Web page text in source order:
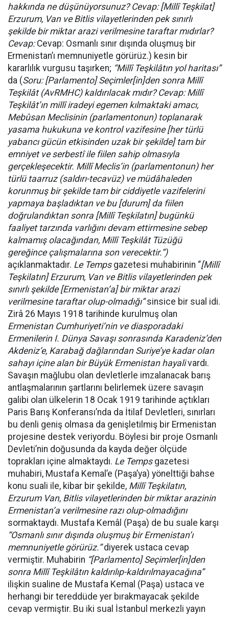
hakkında ne düşünüyorsunuz? Cevap: [Millî Teşkilat]
Erzurum, Van ve Bitlis vilayetlerinden pek sınırlı
şekilde bir miktar arazi verilmesine taraftar mıdırlar?
Cevap:Cevap: Osmanlı sınır dışında oluşmuş bir
Ermenistan’ı memnuniyetle görürüz.) kesin bir
kararlılık vurgusu taşırken; “Millî Teşkilâtın yol haritası”
da (Soru: [Parlamento] Seçimler[in]den sonra Millî
Teşkilât (AvRMHC) kaldırılacak mıdır? Cevap: Millî
Teşkilât’ın millî iradeyi egemen kılmaktaki amacı,
Mebûsan Meclisinin (parlamentonun) toplanarak
yasama hukukuna ve kontrol vazifesine [her türlü
yabancı gücün etkisinden uzak bir şekilde] tam bir
emniyet ve serbestî ile fiilen sahip olmasıyla
gerçekleşecektir. Millî Meclis’in (parlamentonun) her
türlü taarruz (saldırı-tecavüz) ve müdâhaleden
korunmuş bir şekilde tam bir ciddiyetle vazifelerini
yapmaya başladıktan ve bu [durum] da fiilen
doğrulandıktan sonra [Millî Teşkilatın] bugünkü
faaliyet tarzında varlığını devam ettirmesine sebep
kalmamış olacağından, Millî Teşkilât Tüzüğü
gereğince çalışmalarına son verecektir.”)
açıklanmaktadır. Le Tempsgazetesi muhabirinin “[Millî
Teşkilatın] Erzurum, Van ve Bitlis vilayetlerinden pek
sınırlı şekilde [Ermenistan’a] bir miktar arazi
verilmesine taraftar olup-olmadığı”sinsice bir sual idi.
Zirâ 26 Mayıs 1918 tarihinde kurulmuş olan
Ermenistan Cumhuriyeti’nin ve diasporadaki
Ermenilerin I. Dünya Savaşı sonrasında Karadeniz’den
Akdeniz’e, Karabağ dağlarından Suriye’ye kadar olan
sahayı içine alan bir Büyük Ermenistan hayalivardı.
Savaşın mağlubu olan devletlerle imzalanacak barış
antlaşmalarının şartlarını belirlemek üzere savaşın
galibi olan ülkelerin 18 Ocak 1919 tarihinde açtıkları
Paris Barış Konferansı’nda da İtilaf Devletleri, sınırları
bu denli geniş olmasa da genişletilmiş bir Ermenistan
projesine destek veriyordu. Böylesi bir proje Osmanlı
Devleti’nin doğusunda da kayda değer ölçüde
toprakları içine almaktaydı. Le Tempsgazetesi
muhabiri, Mustafa Kemal’e (Paşa’ya) yönelttiği bahse
konu suali ile, kibar bir şekilde, Millî Teşkilatın,
Erzurum Van, Bitlis vilayetlerinden bir miktar arazinin
Ermenistan’a verilmesine razı olup-olmadığını
sormaktaydı. Mustafa Kemâl (Paşa) de bu suale karşı
“Osmanlı sınır dışında oluşmuş bir Ermenistan’ı
memnuniyetle görürüz.”diyerek ustaca cevap
vermiştir. Muhabirin “[Parlamento] Seçimler[in]den
sonra Millî Teşkilâtın kaldırılıp-kaldırılmayacağına”
ilişkin sualine de Mustafa Kemal (Paşa) ustaca ve
herhangi bir tereddüde yer bırakmayacak şekilde
cevap vermiştir. Bu iki sual İstanbul merkezli yayın